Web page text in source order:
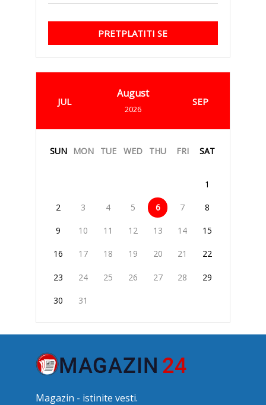
PRETPLATITI SE
JUL
August
2026
SEP
SUN MON TUE WED THU FRI SAT
1
2 3 4 5 6 7 8
9 10 11 12 13 14 15
16 17 18 19 20 21 22
23 24 25 26 27 28 29
30 31
Magazin - istinite vesti.